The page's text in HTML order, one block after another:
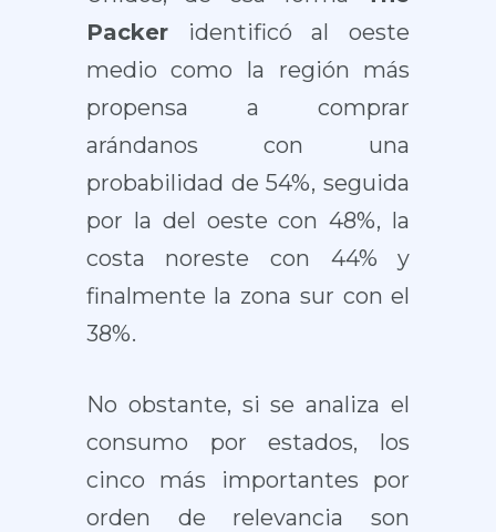
Packeridentificó al oeste
medio como la región más
propensa a comprar
arándanos con una
probabilidad de 54%, seguida
por la del oeste con 48%, la
costa noreste con 44% y
finalmente la zona sur con el
38%.
No obstante, si se analiza el
consumo por estados, los
cinco más importantes por
orden de relevancia son